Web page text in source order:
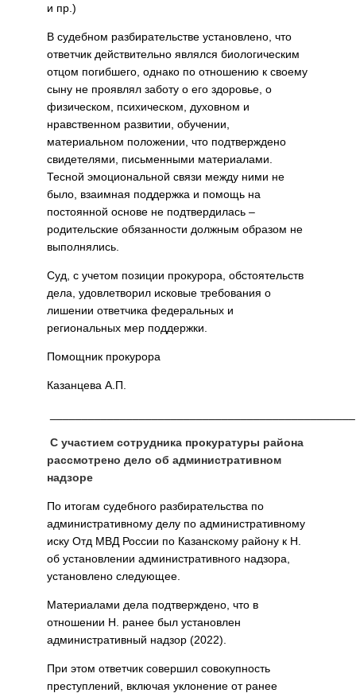
и пр.)
В судебном разбирательстве установлено, что
ответчик действительно являлся биологическим
отцом погибшего, однако по отношению к своему
сыну не проявлял заботу о его здоровье, о
физическом, психическом, духовном и
нравственном развитии, обучении,
материальном положении, что подтверждено
свидетелями, письменными материалами.
Тесной эмоциональной связи между ними не
было, взаимная поддержка и помощь на
постоянной основе не подтвердилась –
родительские обязанности должным образом не
выполнялись.
Суд, с учетом позиции прокурора, обстоятельств
дела, удовлетворил исковые требования о
лишении ответчика федеральных и
региональных мер поддержки.
Помощник прокурора
Казанцева А.П.
С участием сотрудника прокуратуры района
рассмотрено дело об административном
надзоре
По итогам судебного разбирательства по
административному делу по административному
иску Отд МВД России по Казанскому району к Н.
об установлении административного надзора,
установлено следующее.
Материалами дела подтверждено, что в
отношении Н. ранее был установлен
административный надзор (2022).
При этом ответчик совершил совокупность
преступлений, включая уклонение от ранее